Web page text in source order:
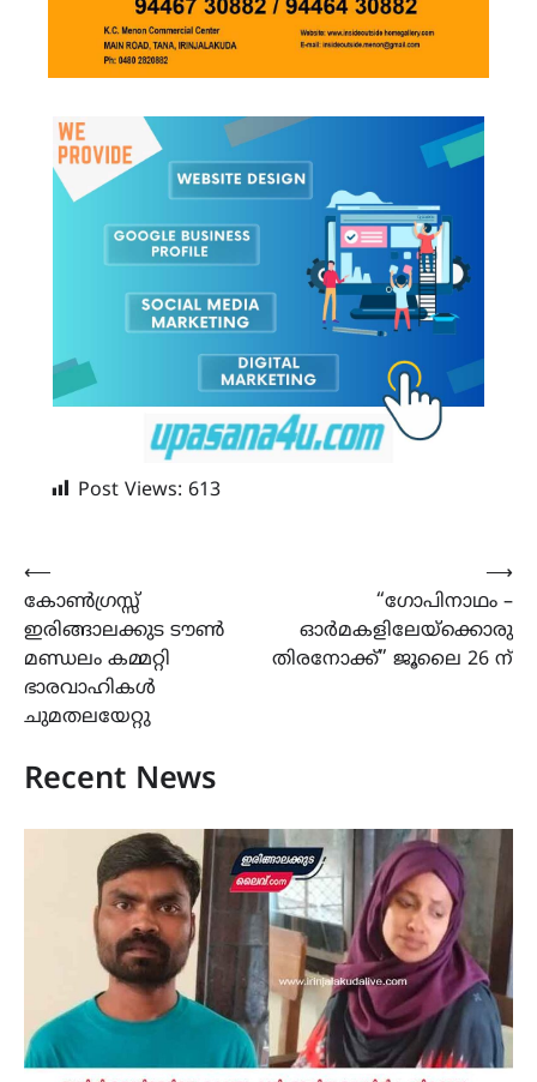
Post Views: 613
Post
navigation
⟵
കോൺഗ്രസ്സ്
ഇരിങ്ങാലക്കുട ടൗൺ
മണ്ഡലം കമ്മറ്റി
ഭാരവാഹികൾ
ചുമതലയേറ്റു
“ഗോപിനാഥം –
ഓർമകളിലേയ്ക്കൊരു
തിരനോക്ക്” ജൂലൈ 26 ന്
⟶
Recent News